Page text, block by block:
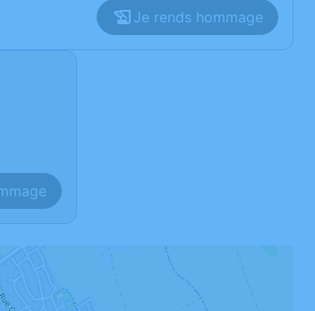
Je rends hommage